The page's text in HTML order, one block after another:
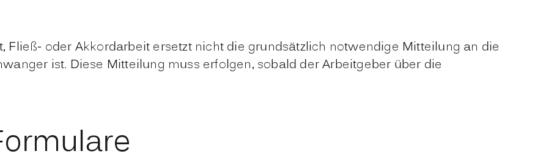
oder Akkordarbeit ersetzt nicht die grundsätzlich notwendige Mitteilung an die
ist. Diese Mitteilung muss erfolgen, sobald der Arbeitgeber über die